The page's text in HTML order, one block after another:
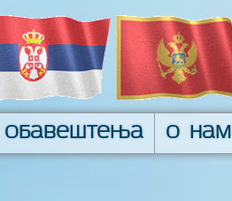
Обавештења О